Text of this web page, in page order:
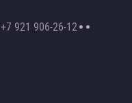
+7 921 906-26-12